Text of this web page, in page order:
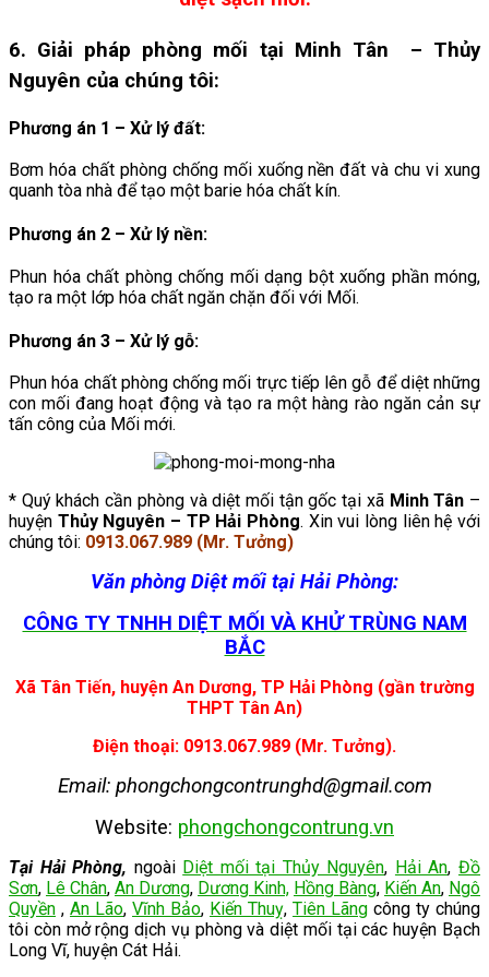
6. Giải pháp phòng mối tại Minh Tân – Thủy
Nguyên của chúng tôi:
Phương án 1 – Xử lý đất:
Bơm hóa chất phòng chống mối xuống nền đất và chu vi xung
quanh tòa nhà để tạo một barie hóa chất kín.
Phương án 2 – Xử lý nền:
Phun hóa chất phòng chống mối dạng bột xuống phần móng,
tạo ra một lớp hóa chất ngăn chặn đối với Mối.
Phương án 3 – Xử lý gỗ:
Phun hóa chất phòng chống mối trực tiếp lên gỗ để diệt những
con mối đang hoạt động và tạo ra một hàng rào ngăn cản sự
tấn công của Mối mới.
* Quý khách cần phòng và diệt mối tận gốc tại xã Minh Tân –
huyện Thủy Nguyên – TP Hải Phòng. Xin vui lòng liên hệ với
chúng tôi: 0913.067.989 (Mr. Tưởng)
Văn phòng Diệt mối tại Hải Phòng:
CÔNG TY TNHH DIỆT MỐI VÀ KHỬ TRÙNG NAM
BẮC
Xã Tân Tiến, huyện An Dương, TP Hải Phòng (gần trường
THPT Tân An)
Điện thoại: 0913.067.989 (Mr. Tưởng).
Email: phongchongcontrunghd@gmail.com
Website: phongchongcontrung.vn
Tại Hải Phòng, ngoài Diệt mối tại Thủy Nguyên, Hải An,Đồ
Sơn, Lê Chân, An Dương, Dương Kinh, Hồng Bàng, Kiến An, Ngô
Quyền , An Lão, Vĩnh Bảo, Kiến Thuỵ, Tiên Lãng công ty chúng
tôi còn mở rộng dịch vụ phòng và diệt mối tạicác huyện Bạch
Long Vĩ, huyện Cát Hải.